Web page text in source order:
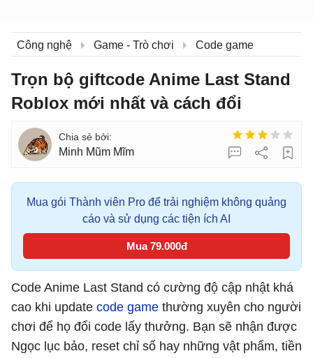
Công nghệ Game - Trò chơi Code game
Trọn bộ giftcode Anime Last Stand
Roblox mới nhất và cách đổi
Minh Mũm Mĩm
Mua gói Thành viên Pro để trải nghiệm không quảng
cáo và sử dụng các tiện ích AI
Mua 79.000đ
Code Anime Last Stand có cường độ cập nhật khá
cao khi update code game thường xuyên cho người
chơi để họ đổi code lấy thưởng. Bạn sẽ nhận được
Ngọc lục bảo, reset chỉ số hay những vật phẩm, tiền